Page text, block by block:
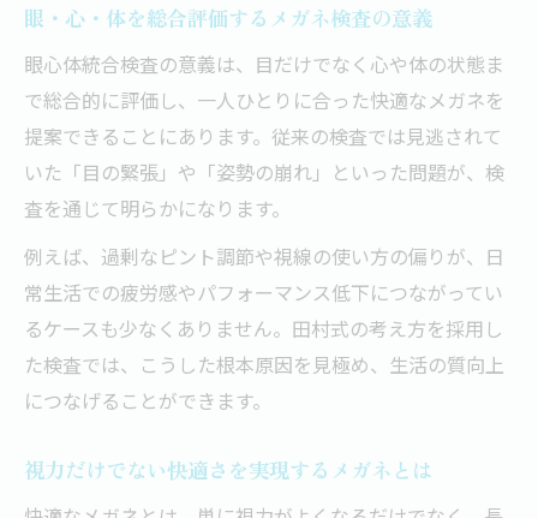
千葉県で納得の検査を受けるためのポイント
千葉県で満足できるメガネ検査の選び方
納得できるメガネ検査を受けるポイント
千葉県で信頼できるメガネ検査の特徴
検査内容とメガネ選びで後悔しない工夫
千葉県のメガネ検査で確認すべき事項
眼・心・体を総合評価するメガネ検査の意義
眼心体統合検査の意義は、目だけでなく心や体の状態ま
で総合的に評価し、一人ひとりに合った快適なメガネを
提案できることにあります。従来の検査では見逃されて
いた「目の緊張」や「姿勢の崩れ」といった問題が、検
査を通じて明らかになります。
例えば、過剰なピント調節や視線の使い方の偏りが、日
常生活での疲労感やパフォーマンス低下につながってい
るケースも少なくありません。田村式の考え方を採用し
た検査では、こうした根本原因を見極め、生活の質向上
につなげることができます。
視力だけでない快適さを実現するメガネとは